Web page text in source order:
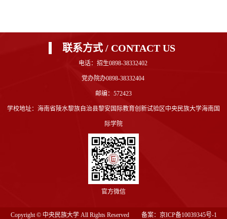
联系方式 / CONTACT US
电话：招生0898-38332402
党办院办0898-38332404
邮编：572423
学校地址：海南省陵水黎族自治县黎安国际教育创新试验区中央民族大学海南国
际学院
官方微信
Copyright © 中央民族大学 All Rights Reserved 备案： 京ICP备10039345号-1